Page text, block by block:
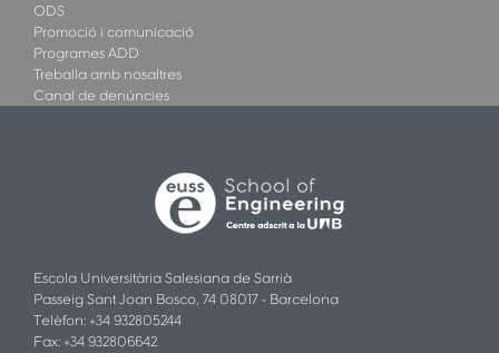
ODS
Promoció i comunicació
Programes ADD
Treballa amb nosaltres
Canal de denúncies
Escola Universitària Salesiana de Sarrià
Passeig Sant Joan Bosco, 74 08017 - Barcelona
Telèfon: +34 932805244
Fax: +34 932806642